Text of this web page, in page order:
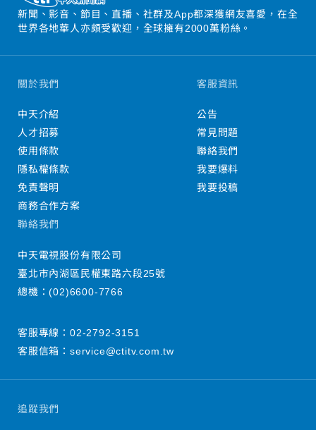
新聞、影音、節目、直播、社群及App都深獲網友喜愛，在全
世界各地華人亦頗受歡迎，全球擁有2000萬粉絲。
追蹤我們
關於我們
中天介紹
人才招募
使用條款
隱私權條款
免責聲明
商務合作方案
客服資訊
公告
常見問題
聯絡我們
我要爆料
我要投稿
聯絡我們
中天電視股份有限公司
臺北市內湖區民權東路六段25號
總機：(02)6600-7766
客服專線： 02-2792-3151
客服信箱： service@ctitv.com.tw